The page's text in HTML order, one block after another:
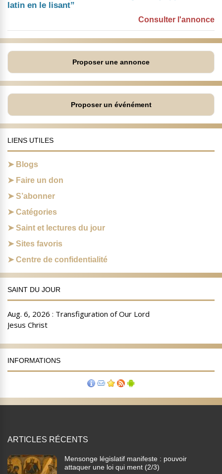
latin en le lisant”
Consulter l'annonce
Proposer une annonce
Proposer un événément
LIENS UTILES
Blogs
Faire un don
S’abonner
Catégories
Saint et lectures du jour
Sites favoris
Centre de confidentialité
SAINT DU JOUR
INFORMATIONS
ARTICLES RÉCENTS
Mensonge législatif manifeste : pouvoir
attaquer une loi qui ment (2/3)